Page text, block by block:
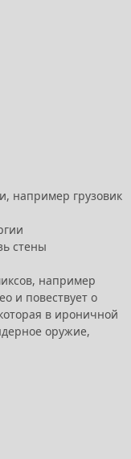
например грузовик
стены
например
и повествует о
в ироничной
оружие,